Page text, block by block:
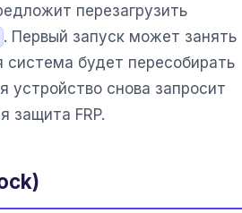
перезагрузить
. Первый запуск может занять
система будет пересобирать
устройство снова запросит
защита FRP.